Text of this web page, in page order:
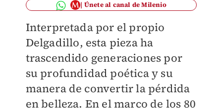
Únete al canal de Milenio
Interpretada por el propio
Delgadillo, esta pieza ha
trascendido generaciones por
su profundidad poética y su
manera de convertir la pérdida
en belleza. En el marco de los 80